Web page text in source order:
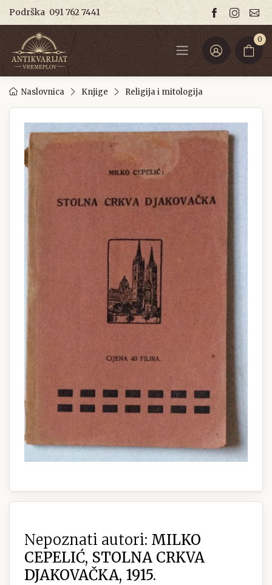
Podrška 091 762 7441
0
Naslovnica Knjige Religija i mitologija
Nepoznati autori: MILKO
CEPELIĆ, STOLNA CRKVA
DJAKOVAČKA, 1915.